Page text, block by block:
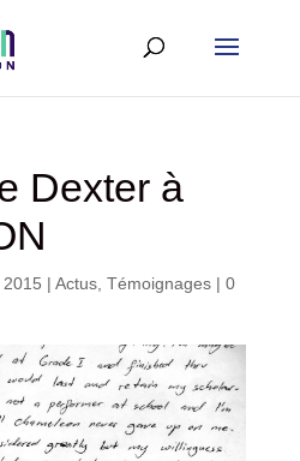
Dexter à
| Actus, Témoignages| 0